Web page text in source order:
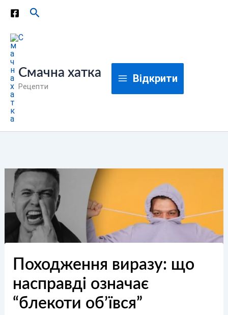
Перейти
вмісту
Пошук
Смачна хатка
Рецепти
Відкрити
Походження виразу: що
насправді означає
“блекоти об’ївся”